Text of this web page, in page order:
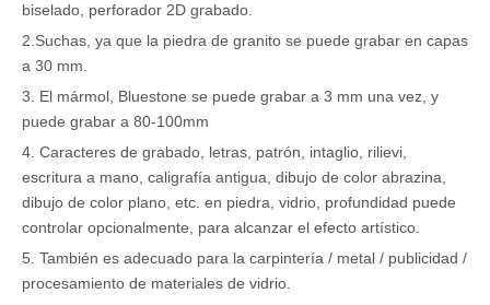
biselado, perforador 2D grabado.
2.Suchas, ya que la piedra de granito se puede grabar en capas
a 30 mm.
3. El mármol, Bluestone se puede grabar a 3 mm una vez, y
puede grabar a 80-100mm
4. Caracteres de grabado, letras, patrón, intaglio, rilievi,
escritura a mano, caligrafía antigua, dibujo de color abrazina,
dibujo de color plano, etc. en piedra, vidrio, profundidad puede
controlar opcionalmente, para alcanzar el efecto artístico.
5. También es adecuado para la carpintería / metal / publicidad /
procesamiento de materiales de vidrio.